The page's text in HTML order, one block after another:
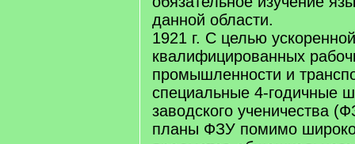
данной области.
1921 г. С целью
квалифицированных
промышленности и
специальные 4-годичные
заводского ученичества
планы ФЗУ помимо